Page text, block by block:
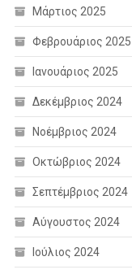
Μάρτιος 2025
Φεβρουάριος 2025
Ιανουάριος 2025
Δεκέμβριος 2024
Νοέμβριος 2024
Οκτώβριος 2024
Σεπτέμβριος 2024
Αύγουστος 2024
Ιούλιος 2024